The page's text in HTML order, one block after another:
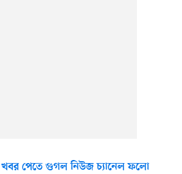
পেতে গুগল নিউজ চ্যানেল ফলো